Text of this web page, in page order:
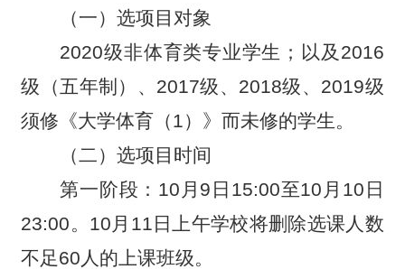
（一）选项目对象
2020级非体育类专业学生；以及2016
级（五年制）、2017级、2018级、2019级
须修《大学体育（1）》而未修的学生。
（二）选项目时间
第一阶段：10月9日15:00至10月10日
23:00。10月11日上午学校将删除选课人数
不足60人的上课班级。